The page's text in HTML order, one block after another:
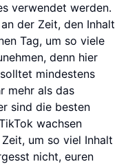
verwendet werden.
der Zeit, den Inhalt
Tag, um so viele
denn hier
mindestens
mehr als das
sind die besten
wachsen
um so viel Inhalt
nicht, euren